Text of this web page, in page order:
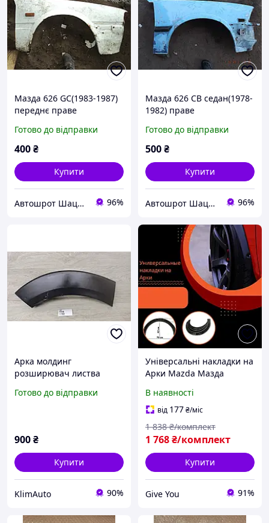
Мазда 626 GC(1983-1987)
переднє праве
предоплаті)
Готово до відправки
400₴
Купити
Автошрот Шацьк 0989579931 96%
Мазда 626 CB седан(1978-
1982) праве
предоплаті на карту)
Готово до відправки
500₴
Купити
Автошрот Шацьк 0989579931 96%
Арка молдинг
розширювач листва
задньої правої Mazda
Готово до відправки
900₴
Купити
KlimAuto 90%
Універсальні накладки на
Арки Mazda Мазда
арок чорний склопластик
В наявності
від 177₴/міс
1 768₴/комплект
1 838 ₴/комплект
Купити
Give You 91%